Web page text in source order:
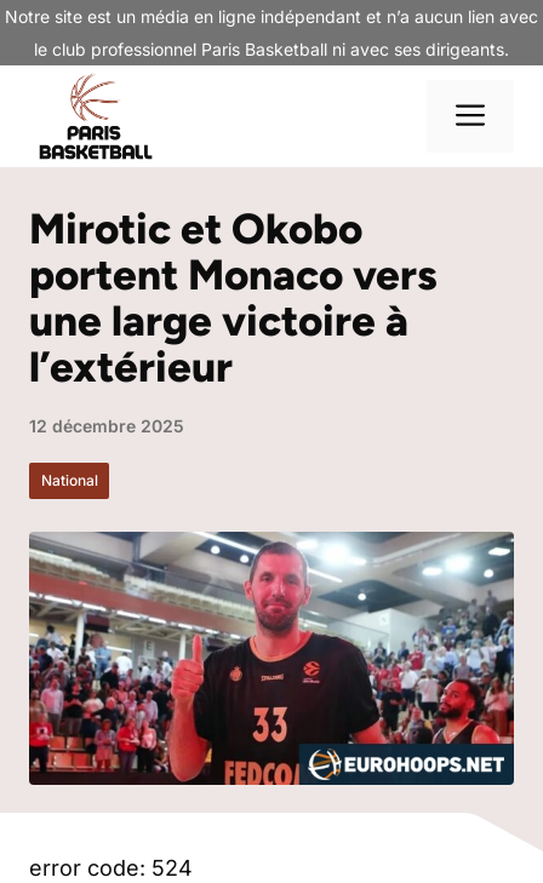
Aller
contenu
Notre site est un média en ligne indépendant et n’a aucun lien avec
le club professionnel Paris Basketball ni avec ses dirigeants.
Mirotic et Okobo
portent Monaco vers
une large victoire à
l’extérieur
12 décembre 2025
National
error code: 524